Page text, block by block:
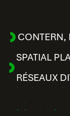
CONTERN,
SPATIAL
RÉSEAUX